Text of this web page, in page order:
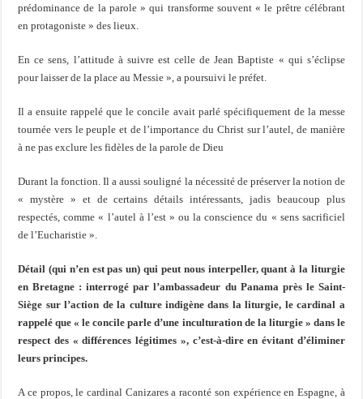
prédominance de la parole » qui transforme souvent « le prêtre célébrant
en protagoniste » des lieux.
En ce sens, l’attitude à suivre est celle de Jean Baptiste « qui s’éclipse
pour laisser de la place au Messie », a poursuivi le préfet.
Il a ensuite rappelé que le concile avait parlé spécifiquement de la messe
tournée vers le peuple et de l’importance du Christ sur l’autel, de manière
à ne pas exclure les fidèles de la parole de Dieu
Durant la fonction. Il a aussi souligné la nécessité de préserver la notion de
« mystère » et de certains détails intéressants, jadis beaucoup plus
respectés, comme « l’autel à l’est » ou la conscience du « sens sacrificiel
de l’Eucharistie ».
Détail (qui n’en est pas un) qui peut nous interpeller, quant à la liturgie
en Bretagne : interrogé par l’ambassadeur du Panama près le Saint-
Siège sur l’action de la culture indigène dans la liturgie, le cardinal a
rappelé que « le concile parle d’une inculturation de la liturgie » dans le
respect des « différences légitimes », c’est-à-dire en évitant d’éliminer
leurs principes.
A ce propos, le cardinal Canizares a raconté son expérience en Espagne, à